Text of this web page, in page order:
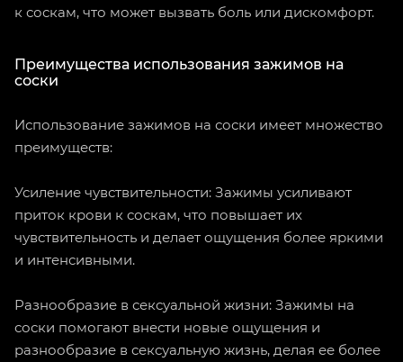
к соскам, что может вызвать боль или дискомфорт.
Преимущества использования зажимов на
соски
Использование зажимов на соски имеет множество
преимуществ:
Усиление чувствительности: Зажимы усиливают
приток крови к соскам, что повышает их
чувствительность и делает ощущения более яркими
и интенсивными.
Разнообразие в сексуальной жизни: Зажимы на
соски помогают внести новые ощущения и
разнообразие в сексуальную жизнь, делая ее более